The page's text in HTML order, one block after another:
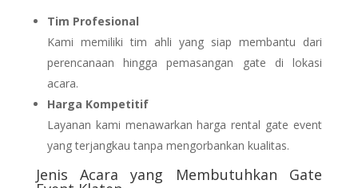
Tim Profesional
Kami memiliki tim ahli yang siap membantu dari
perencanaan hingga pemasangan gate di lokasi
acara.
Harga Kompetitif
Layanan kami menawarkan harga rental gate event
yang terjangkau tanpa mengorbankan kualitas.
Jenis Acara yang Membutuhkan Gate